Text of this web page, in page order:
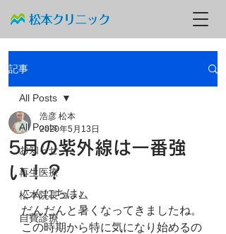
記事
All Posts
お知らせ
再生医療
松本院長コラム
自費診療
All Posts
5月の紫外線は一番強
い！？
浩彦 松本
2020年5月13日
こんにちは♪
だんだんと暑くなってきましたね。
この時期から特に気になり始めるの